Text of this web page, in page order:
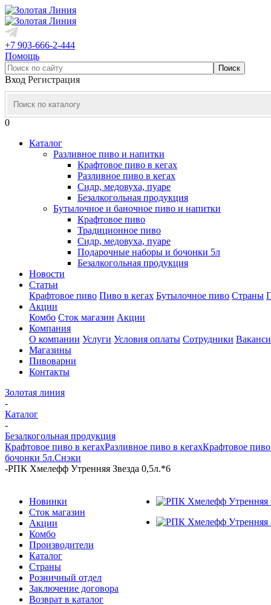
+7 903-666-2-444
Помощь
Вход Регистрация
0
Каталог
Разливное пиво и напитки
Крафтовое пиво в кегах
Разливное пиво в кегах
Сидр, медовуха, пуаре
Безалкогольная продукция
Бутылочное и баночное пиво и напитки
Крафтовое пиво
Традиционное пиво
Сидр, медовуха, пуаре
Подарочные наборы и бочонки 5л
Безалкогольная продукция
Новости
Статьи
Крафтовое пиво Пиво в кегах Бутылочное пиво Страны
Акции
Комбо Сток магазин Акции
Компания
О компании Услуги Условия оплаты Сотрудники
Магазины
Пивоварни
Контакты
Золотая линия
-
Каталог
-
Безалкогольная продукция
Крафтовое пиво в кегахРазливное пиво в кегахКрафтовое
бочонки 5л.Снэки
-РПК Хмелефф Утренняя Звезда 0,5л.*6
Новинки
Сток магазин
Акции
Комбо
Производители
Каталог
Страны
Розничный отдел
Заключение договора
Возврат в каталог